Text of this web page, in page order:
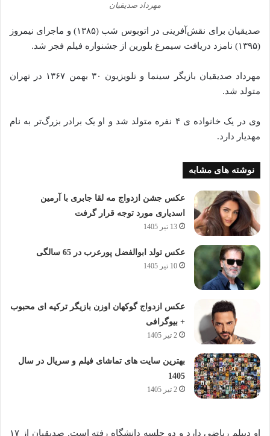
مهرداد صدیقیان
صدیقیان برای نقش‌آفرینی در اتوبوس شب (۱۳۸۵) و ماجرای نیمروز
(۱۳۹۵) نامزد دریافت سیمرغ بلورین از جشنواره فیلم فجر شد.
مهرداد صدیقیان بازیگر سینما و تلویزیون ۳۰ بهمن ۱۳۶۷ در تهران
متولد شد.
وی در یک خانواده ی ۴ نفره متولد شد و او یک برادر بزرگ‌تر به نام
مهدیار دارد.
نوشته های مشابه
عکس جشن ازدواج مه لقا جابری با آرمین
اسدیاری مورد توجه قرار گرفت
13 تیر 1405
عکس تولد ابوالفضل پورعرب در 65 سالگی
10 تیر 1405
عکس ازدواج گوکهان اوزن بازیگر ترکیه ای محبوب
+ بیوگرافی
2 تیر 1405
بهترین سایت های تماشای فیلم و سریال در سال
1405
2 تیر 1405
او دیپلم ریاضی دارد و دو جلسه دانشگاه رفته است. صدیقیان از ۱۷